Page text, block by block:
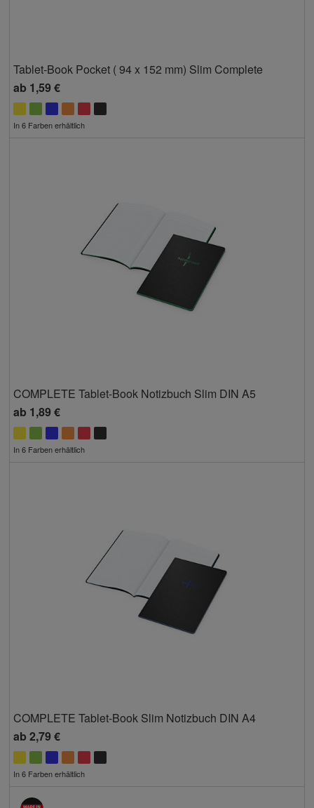
Tablet-Book Pocket ( 94 x 152 mm) Slim Complete
ab 1,59 €
In 6 Farben erhältlich
COMPLETE Tablet-Book Notizbuch Slim DIN A5
ab 1,89 €
In 6 Farben erhältlich
COMPLETE Tablet-Book Slim Notizbuch DIN A4
ab 2,79 €
In 6 Farben erhältlich